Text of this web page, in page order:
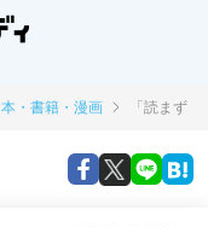
本・書籍・漫画 「読まず